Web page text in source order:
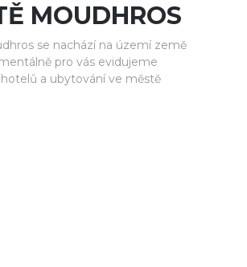
MOUDHROS
se nachází na území země
pro vás evidujeme
a ubytování ve městě